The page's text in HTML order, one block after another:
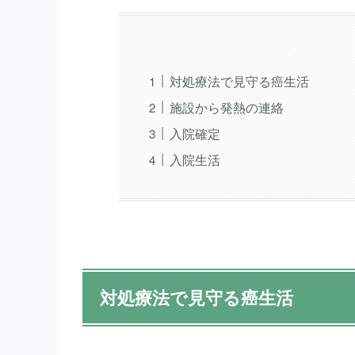
対処療法で見守る癌生活
施設から発熱の連絡
入院確定
入院生活
対処療法で見守る癌生活